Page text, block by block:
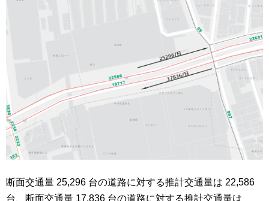
断面交通量 25,296 台の道路に対する推計交通量は 22,586
台、断面交通量 17,836 台の道路に対する推計交通量は